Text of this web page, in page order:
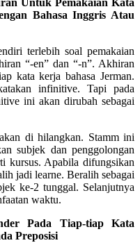
Bahasa Inggris Atau
terlebih soal pemakaian
“-en” dan “-n”. Akhiran
kata kerja bahasa Jerman.
infinitive. Tapi pada
ini akan dirubah sebagai
di hilangkan. Stamm ini
subjek dan penggolongan
kursus. Apabila difungsikan
jadi learne. Beralih sebagai
ke-2 tunggal. Selanjutnya
waktu.
Pada Tiap-tiap Kata
Preposisi